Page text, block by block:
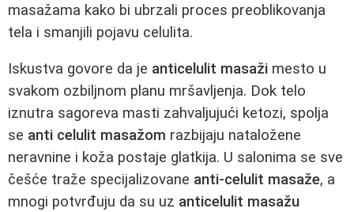
masažama kako bi ubrzali proces preoblikovanja
tela i smanjili pojavu celulita.
Iskustva govore da je anticelulit masaži mesto u
svakom ozbiljnom planu mršavljenja. Dok telo
iznutra sagoreva masti zahvaljujući ketozi, spolja
se anti celulit masažom razbijaju nataložene
neravnine i koža postaje glatkija. U salonima se sve
češće traže specijalizovane anti-celulit masaže, a
mnogi potvrđuju da su uz anticelulit masažu